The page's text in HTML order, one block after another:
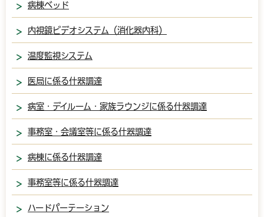
病棟ベッド
内視鏡ビデオシステム（消化器内科）
温度監視システム
医局に係る什器調達
病室・デイルーム・家族ラウンジに係る什器調達
事務室・会議室等に係る什器調達
病棟に係る什器調達
事務室等に係る什器調達
ハードパーテーション